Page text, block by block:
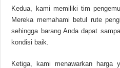
Kedua, kami memiliki tim
Mereka memahami betul rute
sehingga barang Anda dapat
kondisi baik.
Ketiga, kami menawarkan harga